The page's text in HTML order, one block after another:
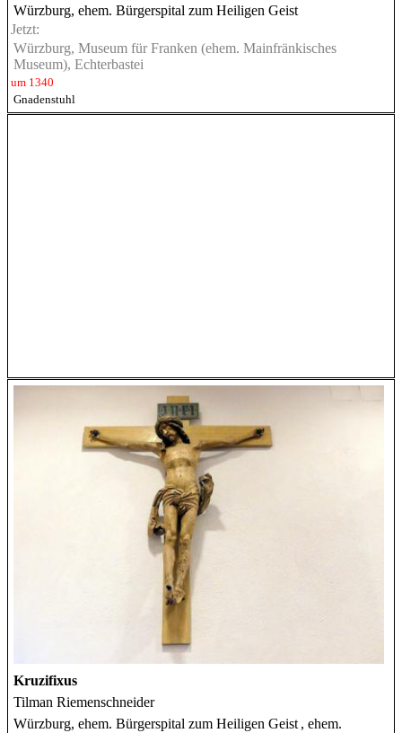
Würzburg, ehem. Bürgerspital zum Heiligen Geist
Jetzt:
Würzburg, Museum für Franken (ehem. Mainfränkisches
Museum), Echterbastei
um 1340
Gnadenstuhl
Kruzifixus
Tilman Riemenschneider
Würzburg, ehem. Bürgerspital zum Heiligen Geist , ehem.